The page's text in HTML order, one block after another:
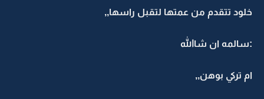
خلود تتقدم من عمتها لتقبل راسها,,
:سالمه ان شاالله
ام تركي بوهن,,